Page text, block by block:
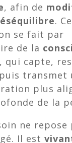
, afin de
.
se fait par
de la
, qui capte,
transmet
plus
de la
ne repose
Il est